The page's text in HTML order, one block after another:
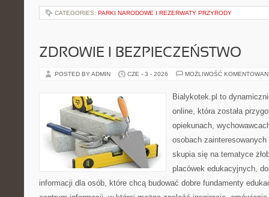
CATEGORIES: PARKI NARODOWE I REZERWATY PRZYRODY
ZDROWIE I BEZPIECZEŃSTWO
POSTED BY ADMIN CZE - 3 - 2026 MOŻLIWOŚĆ
Bialykotek.pl to
online, która została
opiekunach,
osobach
skupia się na tematyce
placówek edukacyjnych,
informacji dla osób, które chcą budować dobre fundamenty